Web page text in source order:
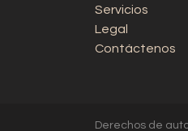
Servicios
Legal
Contáctenos
Derechos de